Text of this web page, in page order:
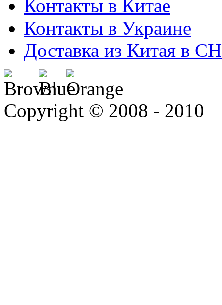
Контакты в Китае
Контакты в Украине
Доставка из Китая в
Copyright © 2008 - 2010